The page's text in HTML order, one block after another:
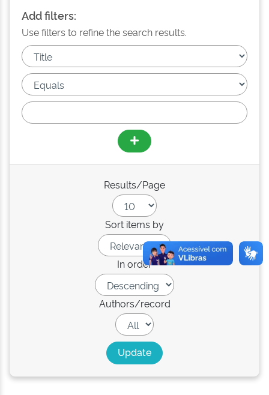
Add filters:
Use filters to refine the search results.
Results/Page
Sort items by
In order
Authors/record